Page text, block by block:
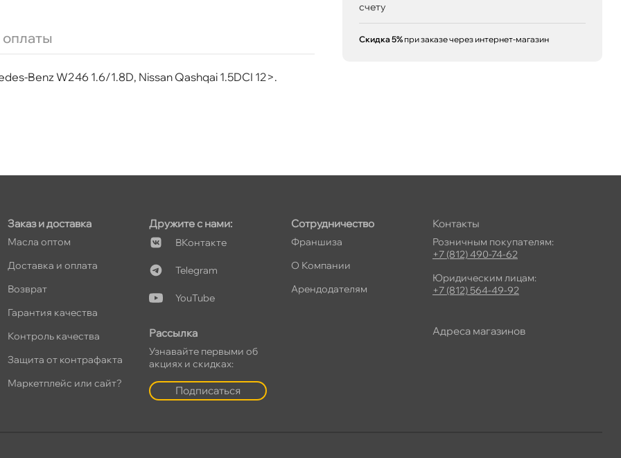
Benz W246 1.6/1.8D, Nissan Qashqai 1.5DCI 12>.
счету
Скидка 5% при заказе через интернет-магазин
Заказ и доставка
Масла оптом
Доставка и оплата
озврат
Гарантия качества
Контроль качества
Защита от контрафакта
Маркетплейс или сайт?
Дружите с нами:
Контакте
Telegram
YouTube
Рассылка
Узнавайте первыми о
акциях и скидках:
Подписаться
Сотрудничество
Франшиза
О Компании
Арендодателям
Контакты
Розничным покупателям:
+7 (812) 490-74-62
Юридическим лицам:
+7 (812) 564-49-92
Адреса магазино